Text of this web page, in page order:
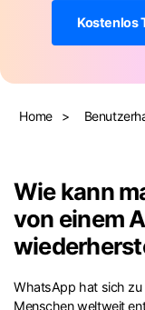
Hilfe und
Suchen
Kostenlos
Home >
Wie kann
von einem
WhatsApp hat sich zu
Menschen weltweit